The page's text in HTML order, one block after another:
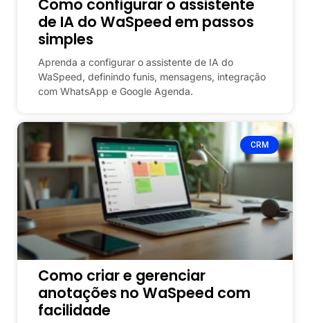
Como configurar o assistente
de IA do WaSpeed em passos
simples
Aprenda a configurar o assistente de IA do
WaSpeed, definindo funis, mensagens, integração
com WhatsApp e Google Agenda.
CRM
Como criar e gerenciar
anotações no WaSpeed com
facilidade